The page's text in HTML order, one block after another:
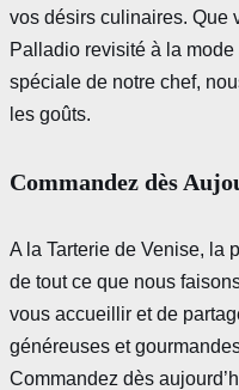
vos désirs culinaires. Que
Palladio revisité à la
spéciale de notre chef,
les goûts.
Commandez dès
A la Tarterie de Venise, la
de tout ce que nous
vous accueillir et de
généreuses et
Commandez dès